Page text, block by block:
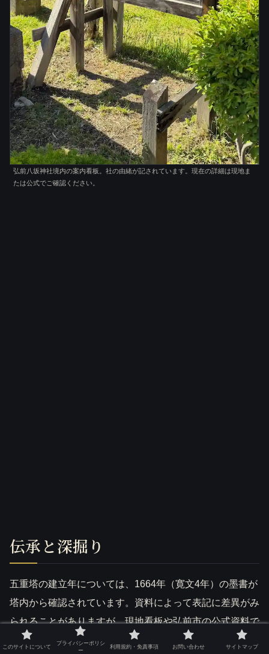
弘前八坂神社境内の案内看板。社の由緒が記されています。現在の詳細は現地ま
たは公式でご確認ください。
伝承と深掘り
五重塔の建立年については、1664年（寛文4年）の墨書が
塔内から確認されています。資料によって表記に差異がみ
られることがありますが、現地看板や弘前市の公式資料で
は「寛文4年（1664年）」の刻名が根拠として紹介されて
このサイトについて
プライバシーポリシ
ー
利用規約・免責事項 お問い合わせ サイトマップ